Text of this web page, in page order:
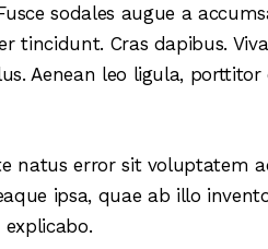
sodales augue a
tincidunt. Cras dapibus.
Aenean leo ligula, porttitor
natus error sit voluptatem
ipsa, quae ab illo